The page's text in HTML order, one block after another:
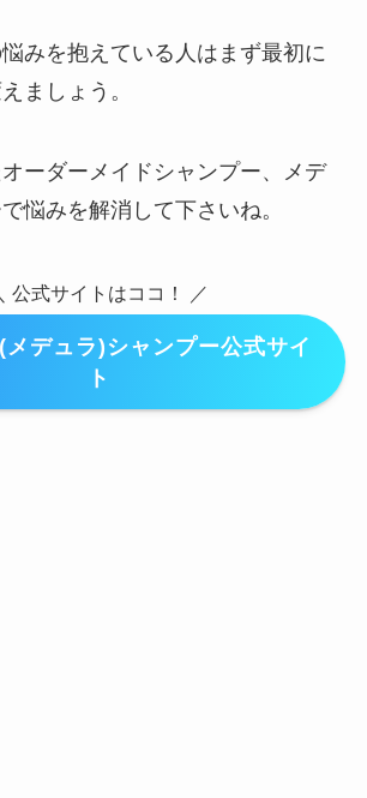
みを抱えている人はまず最初に
ましょう。
ーダーメイドシャンプー、メデ
悩みを解消して下さいね。
公式サイトはココ！ ／
デュラ)シャンプー公式サイ
ト